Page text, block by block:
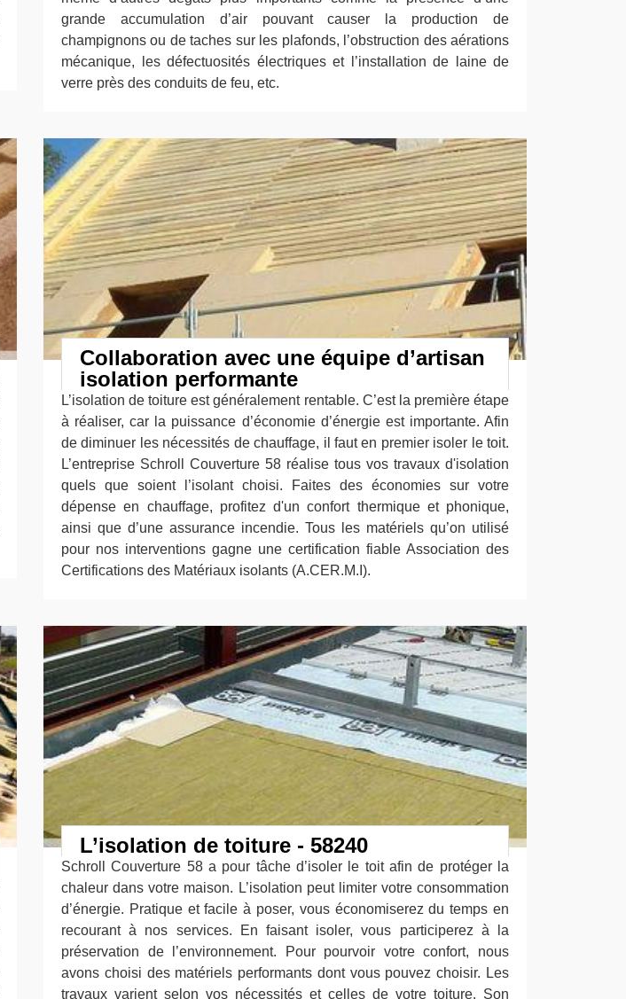
grande accumulation d’air pouvant causer la production de
champignons ou de taches sur les plafonds, l’obstruction des aérations
mécanique, les défectuosités électriques et l’installation de laine de
verre près des conduits de feu, etc.
Collaboration avec une équipe d’artisan
isolation performante
L’isolation de toiture est généralement rentable. C’est la première étape
à réaliser, car la puissance d’économie d’énergie est importante. Afin
de diminuer les nécessités de chauffage, il faut en premier isoler le toit.
L’entreprise Schroll Couverture 58 réalise tous vos travaux d'isolation
quels que soient l’isolant choisi. Faites des économies sur votre
dépense en chauffage, profitez d'un confort thermique et phonique,
ainsi que d’une assurance incendie. Tous les matériels qu’on utilisé
pour nos interventions gagne une certification fiable Association des
Certifications des Matériaux isolants (A.CER.M.I).
L’isolation de toiture - 58240
Schroll Couverture 58 a pour tâche d’isoler le toit afin de protéger la
chaleur dans votre maison. L’isolation peut limiter votre consommation
d’énergie. Pratique et facile à poser, vous économiserez du temps en
recourant à nos services. En faisant isoler, vous participerez à la
préservation de l’environnement. Pour pourvoir votre confort, nous
avons choisi des matériels performants dont vous pouvez choisir. Les
travaux varient selon vos nécessités et celles de votre toiture. Son